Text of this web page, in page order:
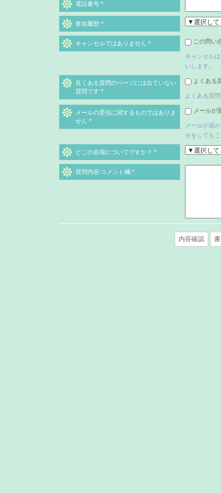
電話番号 *
参加履歴 *
キャンセルではありません * この問い
キャンセル
いします。
良くある質問のページには出ていない
質問です *
よくある
よくある質
メールの受信に関するものではありま
せん *
メールが
メールが届
せをしても
どこの会場についてですか？ *
質問内容/コメント欄 *